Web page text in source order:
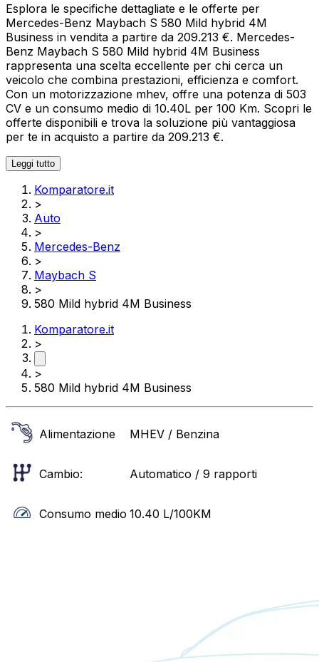
Esplora le specifiche dettagliate e le offerte per
Mercedes-Benz Maybach S 580 Mild hybrid 4M
Business in vendita a partire da 209.213 €. Mercedes-
Benz Maybach S 580 Mild hybrid 4M Business
rappresenta una scelta eccellente per chi cerca un
veicolo che combina prestazioni, efficienza e comfort.
Con un motorizzazione mhev, offre una potenza di 503
CV e un consumo medio di 10.40L per 100 Km. Scopri le
offerte disponibili e trova la soluzione più vantaggiosa
per te in acquisto a partire da 209.213 €.
Leggi tutto
Komparatore.it
>
Auto
>
Mercedes-Benz
>
Maybach S
>
580 Mild hybrid 4M Business
Komparatore.it
>
>
580 Mild hybrid 4M Business
Alimentazione MHEV / Benzina
Cambio: Automatico / 9 rapporti
Consumo medio 10.40 L/100KM